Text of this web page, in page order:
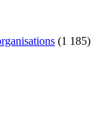
(1 185)